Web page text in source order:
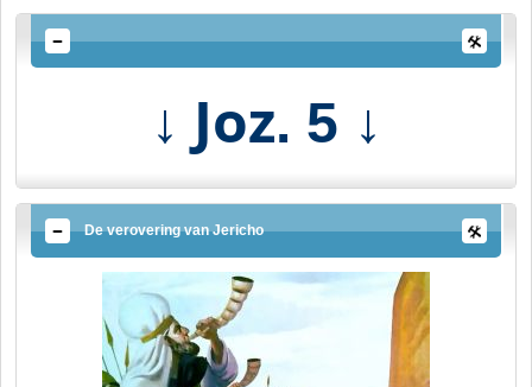
↓ Joz. 5 ↓
De verovering van Jericho